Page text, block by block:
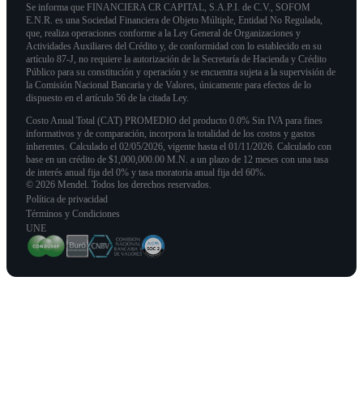
Se informa que FINANCIERA CR CAPITAL, S.A.P.I. de C.V., SOFOM
E.N.R. es una Sociedad Financiera de Objeto Múltiple, Entidad No Regulada,
que, realiza operaciones conforme a la Ley General de Organizaciones y
Actividades Auxiliares del Crédito y, de conformidad con lo establecido en su
artículo 87-J, no requiere la autorización de la Secretaría de Hacienda y Crédito
Público para su constitución y operación y se encuentra sujeta a la supervisión de
la Comisión Nacional Bancaria y de Valores, únicamente para efectos de lo
dispuesto en el artículo 56 de la citada Ley.
Costo Anual Total (CAT) PROMEDIO del producto 0.0% Sin IVA para fines
informativos y de comparación, incorpora la totalidad de los costos y gastos
inherentes. Calculado el 02/05/2026, vigente hasta el 01/11/2026. Calculado con
base en un crédito de $1,000,000.00 M.N. a un plazo de 12 meses con una tasa
de interés anual fija del 0% y tasa moratoria anual fija del 60%.
© 2026 Mendel. Todos los derechos reservados.
Política de privacidad
Términos y Condiciones
UNE